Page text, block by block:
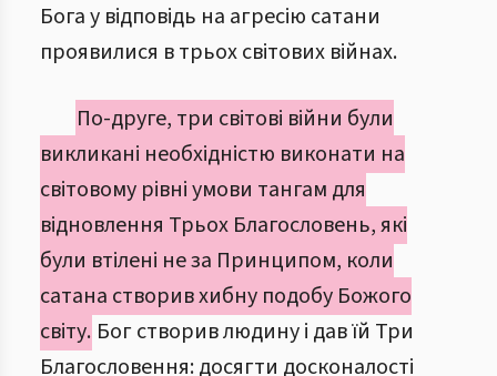
Бога у відповідь на агресію сатани
проявилися в трьох світових війнах.
По-друге, три світові війни були
викликані необхідністю виконати на
світовому рівні умови тангам для
відновлення Трьох Благословень, які
були втілені не за Принципом, коли
сатана створив хибну подобу Божого
світу. Бог створив людину і дав їй Три
Благословення: досягти досконалості